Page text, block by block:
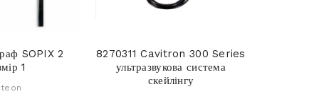
SOPIX 2
1
8270311 Cavitron 300 Series
ультразвукова система
скейлінгу